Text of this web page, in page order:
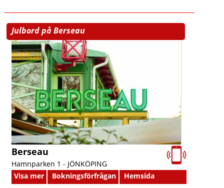
Julbord på Berseau
Berseau
Hamnparken 1 - JÖNKÖPING
Visa mer
Bokningsförfrågan
Hemsida